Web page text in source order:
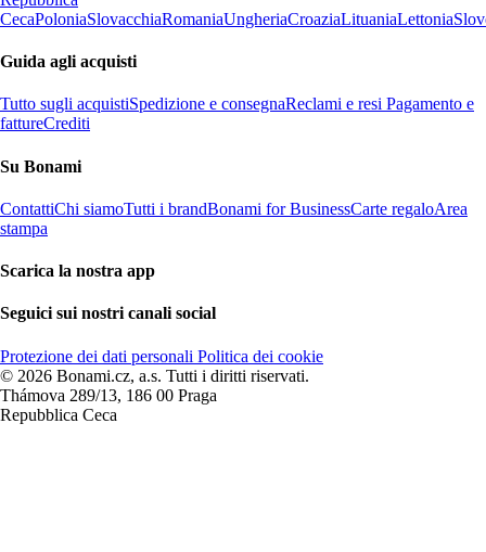
CecaPoloniaSlovacchiaRomaniaUngheriaCroaziaLituaniaLettonia
Guida agli acquisti
Tutto sugli acquistiSpedizione e consegnaReclami e resi Pagamento e
fattureCrediti
Su Bonami
ContattiChi siamoTutti i brandBonami for BusinessCarte regaloArea
stampa
Scarica la nostra app
Seguici sui nostri canali social
Protezione dei dati personali Politica dei cookie
© 2026 Bonami.cz, a.s. Tutti i diritti riservati.
Thámova 289/13, 186 00 Praga
Repubblica Ceca